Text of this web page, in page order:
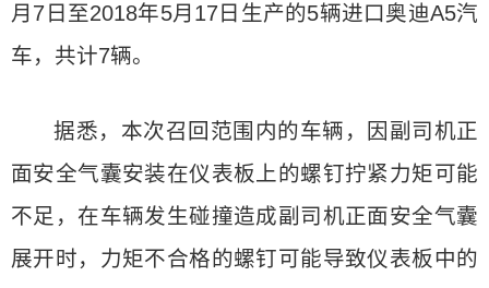
月7日至2018年5月17日生产的5辆进口奥迪A5汽
车，共计7辆。
据悉，本次召回范围内的车辆，因副司机正
面安全气囊安装在仪表板上的螺钉拧紧力矩可能
不足，在车辆发生碰撞造成副司机正面安全气囊
展开时，力矩不合格的螺钉可能导致仪表板中的